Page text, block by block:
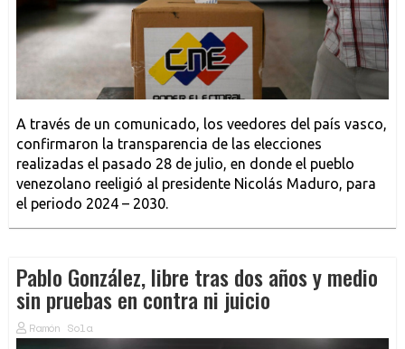
A través de un comunicado, los veedores del país vasco,
confirmaron la transparencia de las elecciones
realizadas el pasado 28 de julio, en donde el pueblo
venezolano reeligió al presidente Nicolás Maduro, para
el periodo 2024 – 2030.
Pablo González, libre tras dos años y medio
sin pruebas en contra ni juicio
Ramón Sola